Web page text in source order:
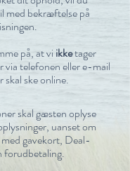
med bekræftelse på
på, at vi ikketager
via telefonen eller e-mail
skal ske online.
skal gæsten oplyse
uanset om
gavekort, Deal-
forudbetaling.